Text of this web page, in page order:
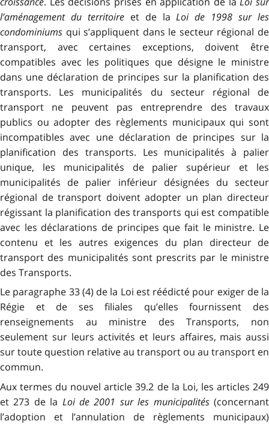
l’aménagement du territoireet de laLoi de 1998 sur les
condominiums qui s’appliquent dans le secteur régional de
transport, avec certaines exceptions, doivent être
compatibles avec les politiques que désigne le ministre
dans une déclaration de principes sur la planification des
transports. Les municipalités du secteur régional de
transport ne peuvent pas entreprendre des travaux
publics ou adopter des règlements municipaux qui sont
incompatibles avec une déclaration de principes sur la
planification des transports. Les municipalités à palier
unique, les municipalités de palier supérieur et les
municipalités de palier inférieur désignées du secteur
régional de transport doivent adopter un plan directeur
régissant la planification des transports qui est compatible
avec les déclarations de principes que fait le ministre. Le
contenu et les autres exigences du plan directeur de
transport des municipalités sont prescrits par le ministre
des Transports.
Le paragraphe 33 (4) de la Loi est réédicté pour exiger de la
Régie et de ses filiales qu’elles fournissent des
renseignements au ministre des Transports, non
seulement sur leurs activités et leurs affaires, mais aussi
sur toute question relative au transport ou au transport en
commun.
Aux termes du nouvel article 39.2 de la Loi, les articles 249
et 273 de la Loi de 2001 sur les municipalités(concernant
l’adoption et l’annulation de règlements municipaux)